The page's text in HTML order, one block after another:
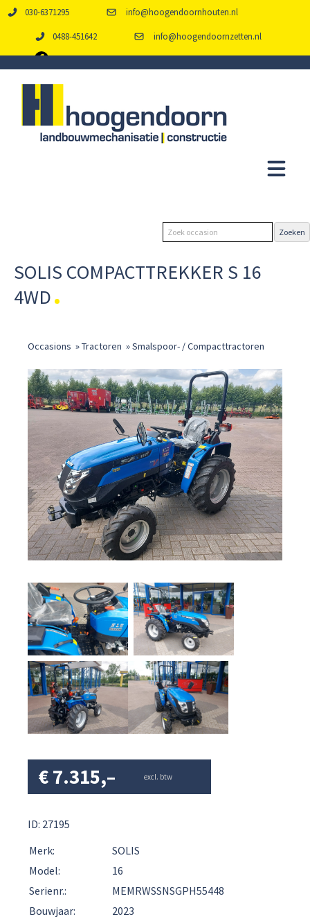
030-6371295 info@hoogendoornhouten.nl
0488-451642 info@hoogendoornzetten.nl
SOLIS COMPACTTREKKER S 16
4WD
Occasions »Tractoren »Smalspoor- / Compacttractoren
€7.315,– excl. btw
ID: 27195
Merk:
SOLIS
Model:
16
Serienr.:
MEMRWSSNSGPH55448
Bouwjaar:
2023